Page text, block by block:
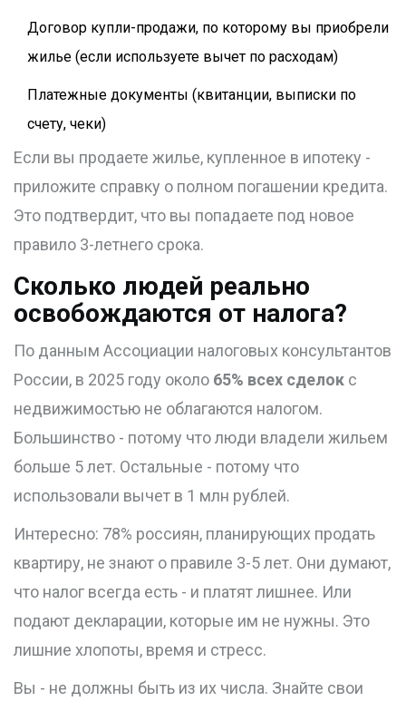
Договор купли-продажи, по которому вы приобрели
жилье (если используете вычет по расходам)
Платежные документы (квитанции, выписки по
счету, чеки)
Если вы продаете жилье, купленное в ипотеку -
приложите справку о полном погашении кредита.
Это подтвердит, что вы попадаете под новое
правило 3-летнего срока.
Сколько людей реально
освобождаются от налога?
По данным Ассоциации налоговых консультантов
России, в 2025 году около 65% всех сделок с
недвижимостью не облагаются налогом.
Большинство - потому что люди владели жильем
больше 5 лет. Остальные - потому что
использовали вычет в 1 млн рублей.
Интересно: 78% россиян, планирующих продать
квартиру, не знают о правиле 3-5 лет. Они думают,
что налог всегда есть - и платят лишнее. Или
подают декларации, которые им не нужны. Это
лишние хлопоты, время и стресс.
Вы - не должны быть из их числа. Знайте свои